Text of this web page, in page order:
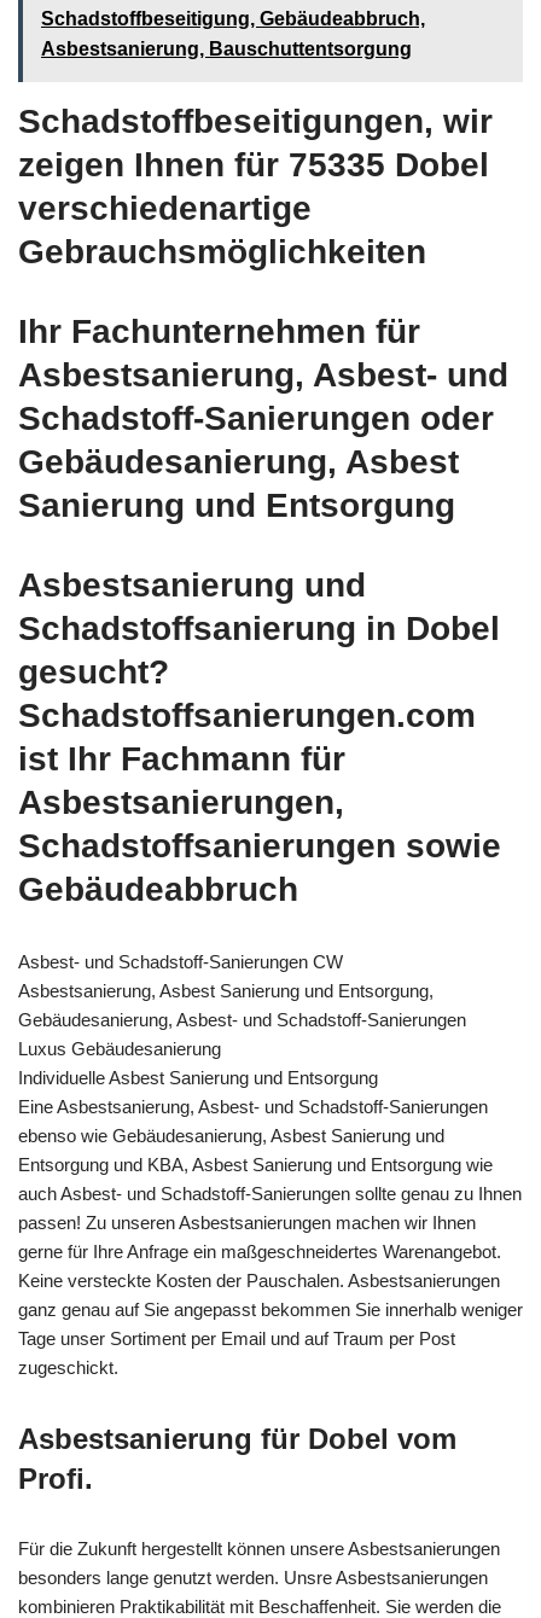
Schadstoffbeseitigung, Gebäudeabbruch,
Asbestsanierung, Bauschuttentsorgung
Schadstoffbeseitigungen, wir
zeigen Ihnen für 75335 Dobel
verschiedenartige
Gebrauchsmöglichkeiten
Ihr Fachunternehmen für
Asbestsanierung, Asbest- und
Schadstoff-Sanierungen oder
Gebäudesanierung, Asbest
Sanierung und Entsorgung
Asbestsanierung und
Schadstoffsanierung in Dobel
gesucht?
Schadstoffsanierungen.com
ist Ihr Fachmann für
Asbestsanierungen,
Schadstoffsanierungen sowie
Gebäudeabbruch
Asbest- und Schadstoff-Sanierungen CW
Asbestsanierung, Asbest Sanierung und Entsorgung,
Gebäudesanierung, Asbest- und Schadstoff-Sanierungen
Luxus Gebäudesanierung
Individuelle Asbest Sanierung und Entsorgung
Eine Asbestsanierung, Asbest- und Schadstoff-Sanierungen
ebenso wie Gebäudesanierung, Asbest Sanierung und
Entsorgung und KBA, Asbest Sanierung und Entsorgung wie
auch Asbest- und Schadstoff-Sanierungen sollte genau zu Ihnen
passen! Zu unseren Asbestsanierungen machen wir Ihnen
gerne für Ihre Anfrage ein maßgeschneidertes Warenangebot.
Keine versteckte Kosten der Pauschalen. Asbestsanierungen
ganz genau auf Sie angepasst bekommen Sie innerhalb weniger
Tage unser Sortiment per Email und auf Traum per Post
zugeschickt.
Asbestsanierung für Dobel vom
Profi.
Für die Zukunft hergestellt können unsere Asbestsanierungen
besonders lange genutzt werden. Unsre Asbestsanierungen
kombinieren Praktikabilität mit Beschaffenheit. Sie werden die